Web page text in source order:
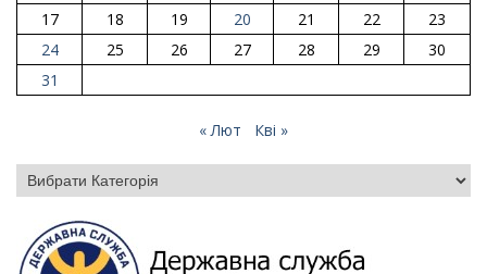
17
18 19 20 21 22
23
24
25 26 27 28 29
30
31
« Лют Кві »
Категорії